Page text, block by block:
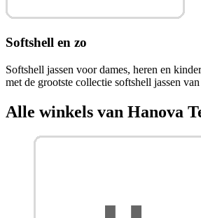
Softshell en zo
Softshell jassen voor dames, heren en
met de grootste collectie softshell jassen
Alle winkels van Hanova